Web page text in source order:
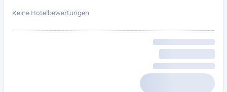
Keine Hotelbewertungen